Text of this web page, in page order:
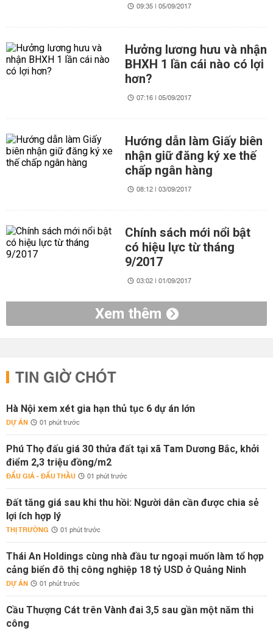
09:35 | 05/09/2017
Hưởng lương hưu và nhận
BHXH 1 lần cái nào có lợi
hơn?
07:16 | 05/09/2017
Hướng dẫn làm Giấy biên
nhận giữ đăng ký xe thế
chấp ngân hàng
08:12 | 03/09/2017
Chính sách mới nổi bật
có hiệu lực từ tháng
9/2017
03:02 | 01/09/2017
Xem thêm
TIN GIỜ CHÓT
Hà Nội xem xét gia hạn thủ tục 6 dự án lớn
DỰ ÁN 01 phút trước
Phú Thọ đấu giá 30 thửa đất tại xã Tam Dương Bắc, khởi
điểm 2,3 triệu đồng/m2
ĐẤU GIÁ - ĐẤU THẦU 01 phút trước
Đất tăng giá sau khi thu hồi: Người dân cần được chia sẻ
lợi ích hợp lý
THỊ TRƯỜNG 01 phút trước
Thái An Holdings cùng nhà đầu tư ngoại muốn làm tổ hợp
cảng biển đô thị công nghiệp 18 tỷ USD ở Quảng Ninh
DỰ ÁN 01 phút trước
Cầu Thượng Cát trên Vành đai 3,5 sau gần một năm thi
công